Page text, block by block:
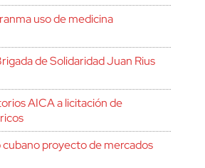
uso de medicina
de Solidaridad Juan Rius
AICA a licitación de
proyecto de mercados